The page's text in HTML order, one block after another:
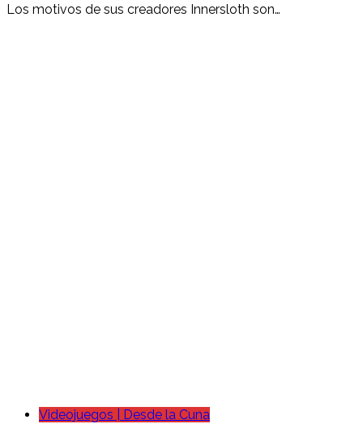
Los motivos de sus creadores Innersloth son…
Videojuegos | Desde la Cuna